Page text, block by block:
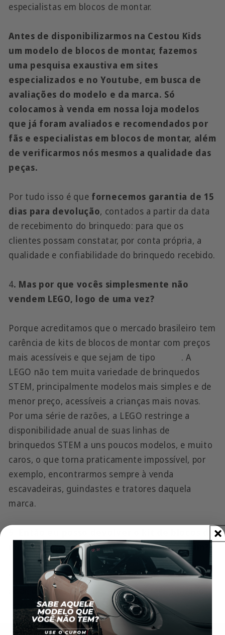
especialistas em blocos de montar.
Antes de disponibilizarmos na Cestou Kids
um modelo de blocos de montar, fazemos
uma pesquisa exaustiva em sites
especializados e no Youtube, em busca de
avaliações do modelo e da marca. Só
colocamos à venda em nossa loja modelos
que já foram avaliados e recomendados por
fãs e especialistas em blocos de montar, além
de verificarmos nós mesmos a qualidade das
peças.
Por tudo isso é que fornecemos garantia de 15
dias para devolução, contados a partir da data
de recebimento do brinquedo: para que os
clientes possam constatar, por conta própria, a
qualidade e confiabilidade do brinquedo recebido.
4. Mas por que vocês simplesmente não
vendem LEGO, logo de uma vez?
Porque acreditamos que o mercado brasileiro tem
carência de kits de blocos de montar com preços
mais acessíveis e que sejam de tipo
. A
LEGO não tem muita variedade de brinquedos
STEM, principalmente modelos mais simples e de
menor preço, acessíveis a crianças mais novas.
Por uma série de razões, a LEGO restringe a
disponibilidade anual de suas linhas de
brinquedos STEM a uns poucos modelos, e muito
caros, o que torna praticamente impossível, por
exemplo, encontrarmos sempre à venda
escavadeiras, guindastes e tratores daquela
marca.
5. Então eu posso devolver o kit de blocos de
montar, se eu achar que a qualidade é ruim?
Sim. Em até 15 dias após o recebimento, o cliente
pode devolver o brinquedo, e será reembolsado
integralmente.